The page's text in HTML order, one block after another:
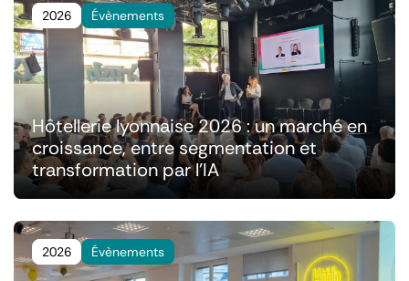
2026 Évènements
Hôtellerie lyonnaise 2026 : un marché en
croissance, entre segmentation et
transformation par l'IA
2026 Évènements